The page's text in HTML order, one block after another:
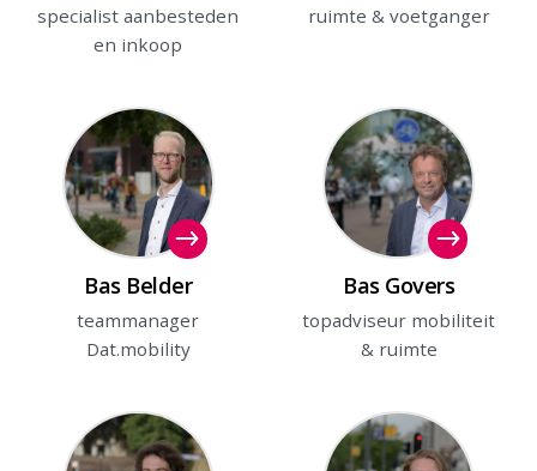
specialist aanbesteden
en inkoop
ruimte & voetganger
Bas Belder
teammanager
Dat.mobility
Bas Govers
topadviseur mobiliteit
& ruimte